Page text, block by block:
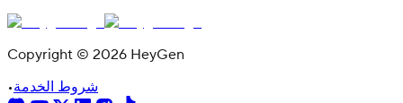
Copyright © 2026 HeyGen
•شروط الخدمة